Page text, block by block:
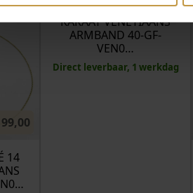
14
MORI GOLD FILTÉ 14
KARAAT VENETIAANS
ARMBAND 40-GF-
VEN0…
Direct leverbaar, 1 werkdag